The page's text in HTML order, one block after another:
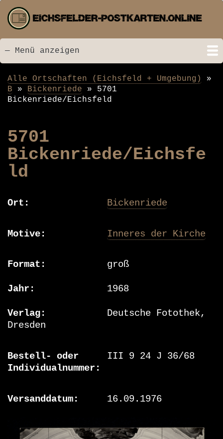
zum
Inhalt
Menü
— Menü anzeigen
Startseite
Neu hinzugefügt
Postkarten
Bildarchiv
Videos
Suche
Kontakt
Links
Spende
Pfadnavigation
Alle Ortschaften (Eichsfeld + Umgebung)
B
Bickenriede
5701
Bickenriede/Eichsfeld
5701
Bickenriede/Eichsfe
ld
Ort Bickenriede
Motive Inneres der Kirche
Format groß
Jahr 1968
Verlag
Deutsche Fotothek,
Dresden
Bestell- oder
Individualnummer
III 9 24 J 36/68
Versanddatum 16.09.1976